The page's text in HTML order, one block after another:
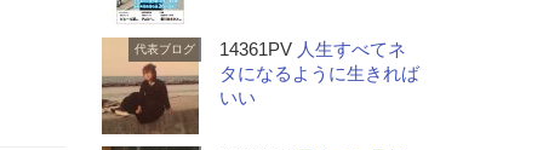
代表ブログ 14361PV 人生すべてネ
タになるように生きれば
いい